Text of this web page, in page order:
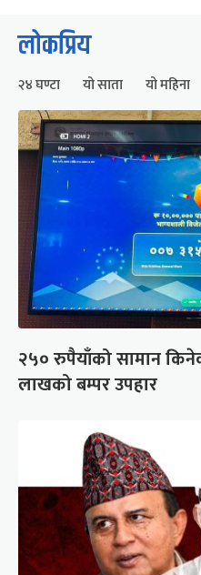
लोकप्रिय
२४ घण्टा यो साता यो महिना
२५० रुपैयाँको सामान
लाखको बम्पर उपहार